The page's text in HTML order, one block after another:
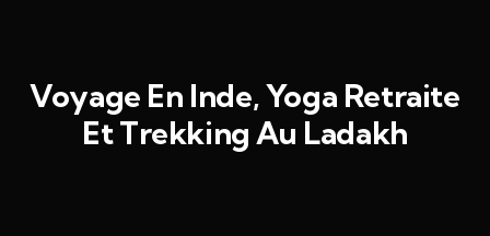
Voyage En Inde, Yoga Retraite
Et Trekking Au Ladakh